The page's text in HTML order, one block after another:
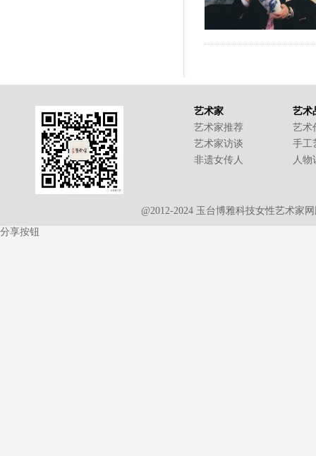
艺术家
艺术家推荐
艺术家访谈
非遗女传人
艺术
艺术
手工
人物
@2012-2024 玉台博雅科技女性艺术家
分享按钮